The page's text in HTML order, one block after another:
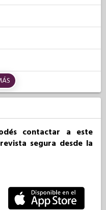
contactar a este
segura desde la